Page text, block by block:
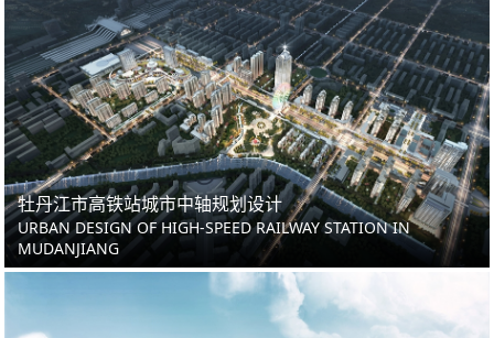
牡丹江市高铁站城市中轴规划设计
URBAN DESIGN OF HIGH-SPEED RAILWAY STATION IN
MUDANJIANG